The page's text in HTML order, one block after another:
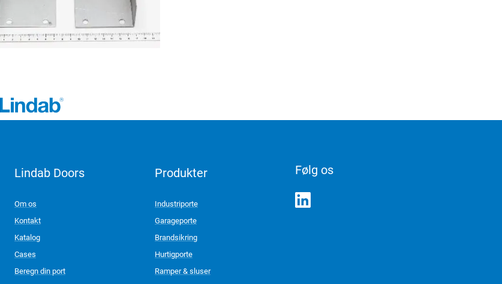
Lindab Doors
Om os
Kontakt
Katalog
Cases
Beregn din port
Produkter
Industriporte
Garageporte
Brandsikring
Hurtigporte
Ramper & sluser
Følg os